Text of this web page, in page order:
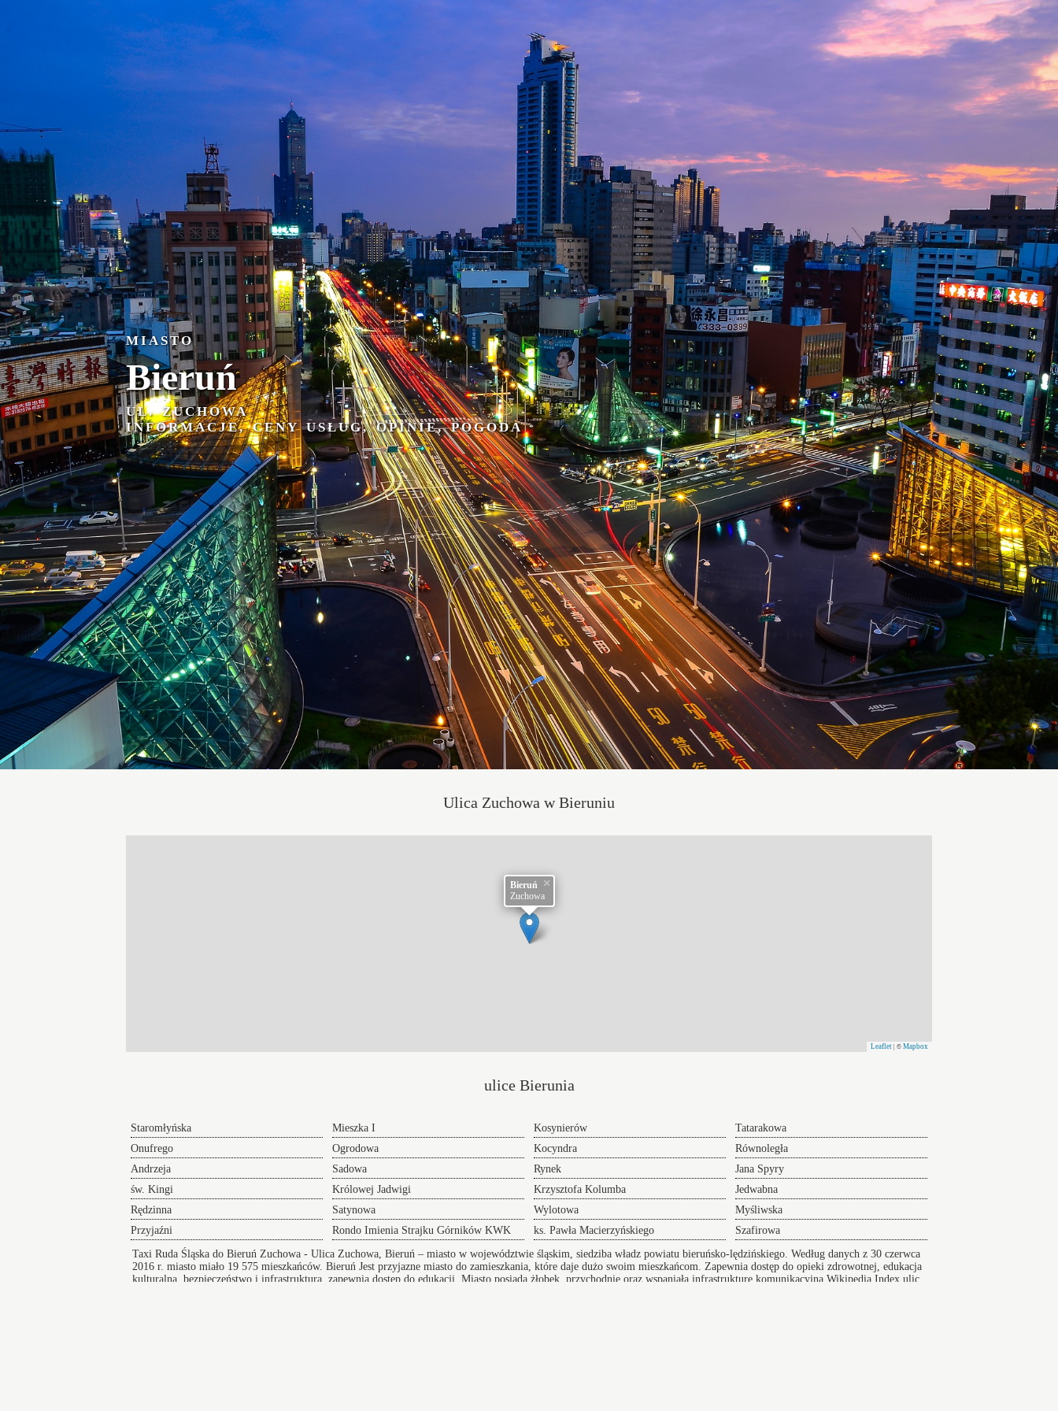
MIASTO
Bieruń
UL. ZUCHOWA
INFORMACJE, CENY USŁUG, OPINIE, POGODA
Ulica Zuchowa w Bieruniu
Bieruń
Zuchowa
×
Leaflet | © Mapbox
ulice Bierunia
Staromłyńska Mieszka I Kosynierów
Tatarakowa
Onufrego
Ogrodowa Kocyndra
Równoległa
Andrzeja
Sadowa Rynek
Jana Spyry
św. Kingi
Królowej Jadwigi Krzysztofa Kolumba
Jedwabna
Rędzinna
Satynowa Wylotowa
Myśliwska
Przyjaźni
Rondo Imienia Strajku Górników KWK
ks. Pawła Macierzyńskiego Szafirowa
Taxi Ruda Śląska do Bieruń Zuchowa - Ulica Zuchowa, Bieruń – miasto w województwie śląskim, siedziba władz powiatu bieruńsko-lędzińskiego. Według danych z 30 czerwca
2016 r. miasto miało 19 575 mieszkańców.Bieruń Jest przyjazne miasto do zamieszkania, które daje dużo swoim mieszkańcom. Zapewnia dostęp do opieki zdrowotnej, edukacja
kulturalna, bezpieczeństwo i infrastruktura, zapewnia dostęp do edukacji. Miasto posiada żłobek, przychodnie oraz wspaniałą infrastrukturę komunikacyjnąWikipedia Index ulic